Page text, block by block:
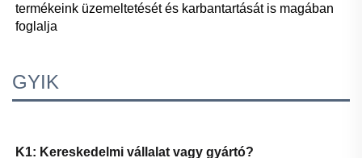
termékeink üzemeltetését és karbantartását is magában
foglalja
GYIK
K1: Kereskedelmi vállalat vagy gyártó?